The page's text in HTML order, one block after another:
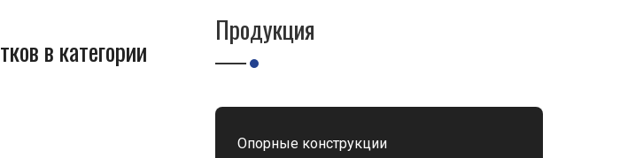
в категории
Продукция
Опорные конструкции